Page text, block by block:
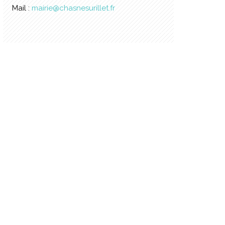
Mail : mairie@chasnesurillet.fr